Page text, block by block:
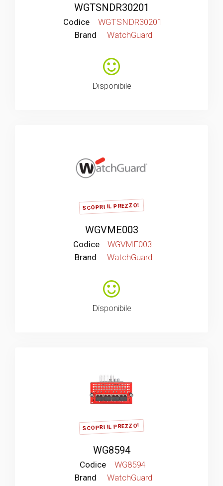
WGTSNDR30201
Codice
WGTSNDR30201
Brand
WatchGuard
Disponibile
SCOPRI IL PREZZO!
WGVME003
Codice
WGVME003
Brand
WatchGuard
Disponibile
SCOPRI IL PREZZO!
WG8594
Codice
WG8594
Brand
WatchGuard